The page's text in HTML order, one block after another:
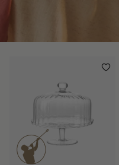
Dodaj do koszyka